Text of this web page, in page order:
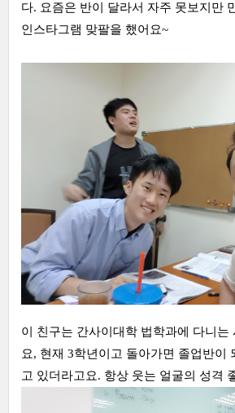
다. 요즘은 반이 달라서 자주 못보지만
인스타그램 맞팔을 했어요~
이 친구는 간사이대학 법학과에 다니는
요, 현재 3학년이고 돌아가면 졸업반이
고 있더라고요. 항상 웃는 얼굴의 성격